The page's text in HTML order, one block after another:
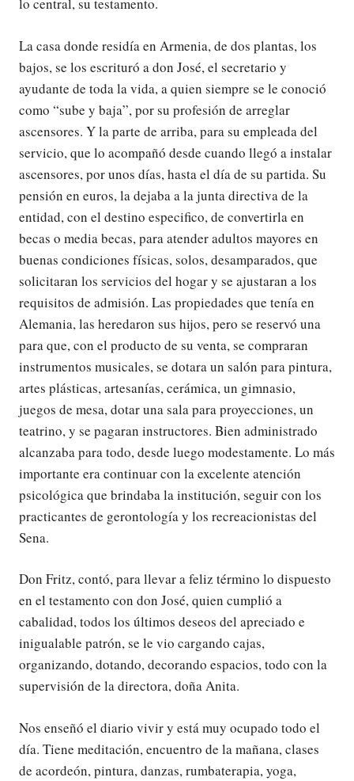
lo central, su testamento.
La casa donde residía en Armenia, de dos plantas, los
bajos, se los escrituró a don José, el secretario y
ayudante de toda la vida, a quien siempre se le conoció
como “sube y baja”, por su profesión de arreglar
ascensores. Y la parte de arriba, para su empleada del
servicio, que lo acompañó desde cuando llegó a instalar
ascensores, por unos días, hasta el día de su partida. Su
pensión en euros, la dejaba a la junta directiva de la
entidad, con el destino especifico, de convertirla en
becas o media becas, para atender adultos mayores en
buenas condiciones físicas, solos, desamparados, que
solicitaran los servicios del hogar y se ajustaran a los
requisitos de admisión. Las propiedades que tenía en
Alemania, las heredaron sus hijos, pero se reservó una
para que, con el producto de su venta, se compraran
instrumentos musicales, se dotara un salón para pintura,
artes plásticas, artesanías, cerámica, un gimnasio,
juegos de mesa, dotar una sala para proyecciones, un
teatrino, y se pagaran instructores. Bien administrado
alcanzaba para todo, desde luego modestamente. Lo más
importante era continuar con la excelente atención
psicológica que brindaba la institución, seguir con los
practicantes de gerontología y los recreacionistas del
Sena.
Don Fritz, contó, para llevar a feliz término lo dispuesto
en el testamento con don José, quien cumplió a
cabalidad, todos los últimos deseos del apreciado e
inigualable patrón, se le vio cargando cajas,
organizando, dotando, decorando espacios, todo con la
supervisión de la directora, doña Anita.
Nos enseñó el diario vivir y está muy ocupado todo el
día. Tiene meditación, encuentro de la mañana, clases
de acordeón, pintura, danzas, rumbaterapia, yoga,